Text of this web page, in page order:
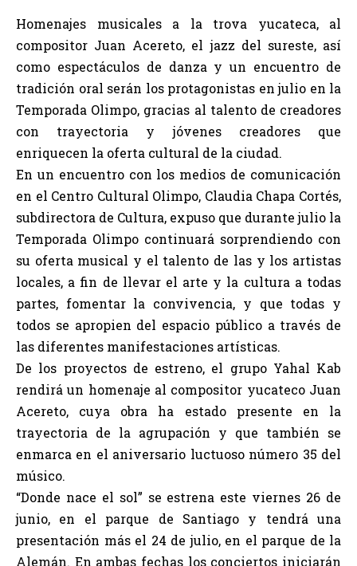
Homenajes musicales a la trova yucateca, al
compositor Juan Acereto, el jazz del sureste, así
como espectáculos de danza y un encuentro de
tradición oral serán los protagonistas en julio en la
Temporada Olimpo, gracias al talento de creadores
con trayectoria y jóvenes creadores que
enriquecen la oferta cultural de la ciudad.
En un encuentro con los medios de comunicación
en el Centro Cultural Olimpo, Claudia Chapa Cortés,
subdirectora de Cultura, expuso que durante julio la
Temporada Olimpo continuará sorprendiendo con
su oferta musical y el talento de las y los artistas
locales, a fin de llevar el arte y la cultura a todas
partes, fomentar la convivencia, y que todas y
todos se apropien del espacio público a través de
las diferentes manifestaciones artísticas.
De los proyectos de estreno, el grupo Yahal Kab
rendirá un homenaje al compositor yucateco Juan
Acereto, cuya obra ha estado presente en la
trayectoria de la agrupación y que también se
enmarca en el aniversario luctuoso número 35 del
músico.
“Donde nace el sol” se estrena este viernes 26 de
junio, en el parque de Santiago y tendrá una
presentación más el 24 de julio, en el parque de la
Alemán. En ambas fechas los conciertos iniciarán